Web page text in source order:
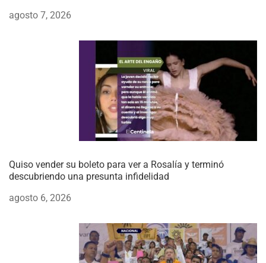
agosto 7, 2026
Quiso vender su boleto para ver a Rosalía y terminó
descubriendo una presunta infidelidad
agosto 6, 2026